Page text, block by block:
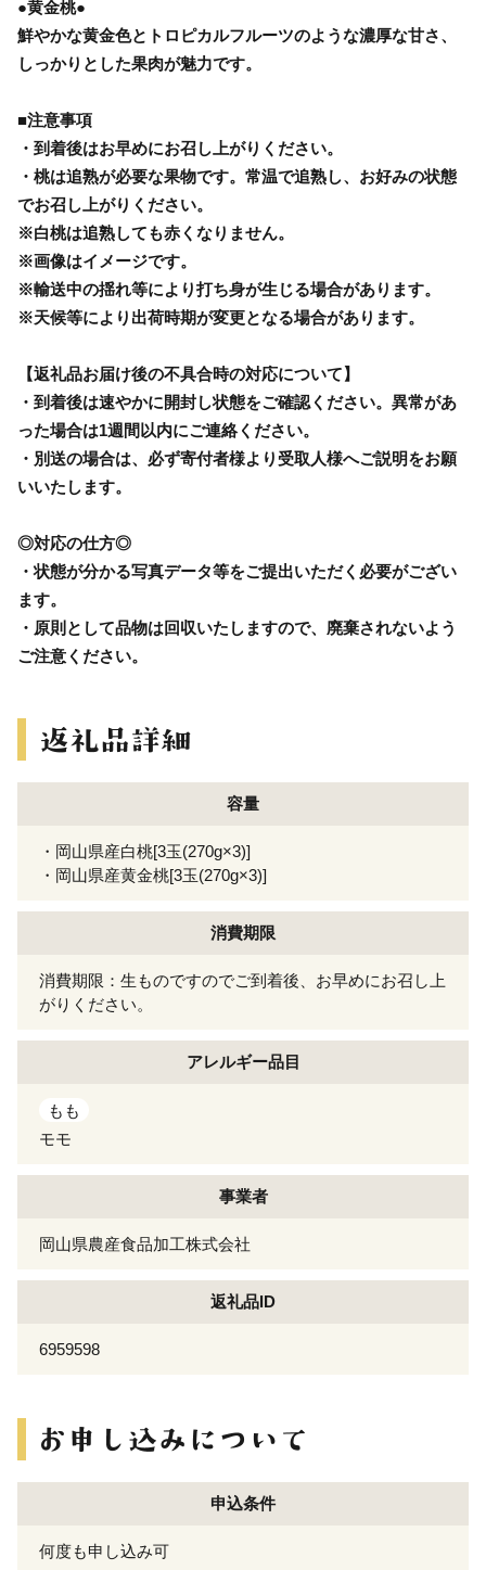
●黄金桃●
鮮やかな黄金色とトロピカルフルーツのような濃厚な甘さ、
しっかりとした果肉が魅力です。
■注意事項
・到着後はお早めにお召し上がりください。
・桃は追熟が必要な果物です。常温で追熟し、お好みの状態
でお召し上がりください。
※白桃は追熟しても赤くなりません。
※画像はイメージです。
※輸送中の揺れ等により打ち身が生じる場合があります。
※天候等により出荷時期が変更となる場合があります。
【返礼品お届け後の不具合時の対応について】
・到着後は速やかに開封し状態をご確認ください。異常があ
った場合は1週間以内にご連絡ください。
・別送の場合は、必ず寄付者様より受取人様へご説明をお願
いいたします。
◎対応の仕方◎
・状態が分かる写真データ等をご提出いただく必要がござい
ます。
・原則として品物は回収いたしますので、廃棄されないよう
ご注意ください。
容量
・岡山県産白桃[3玉(270g×3)]
・岡山県産黄金桃[3玉(270g×3)]
消費期限
消費期限：生ものですのでご到着後、お早めにお召し上
がりください。
アレルギー品目
もも
モモ
事業者
岡山県農産食品加工株式会社
返礼品ID
6959598
申込条件
何度も申し込み可